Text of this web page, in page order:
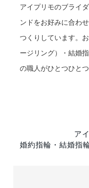
アイプリモのブライ
ンドをお好みに合わ
つくりしています。
ージリング）・結婚
の職人がひとつひと
ア
婚約指輪・結婚指